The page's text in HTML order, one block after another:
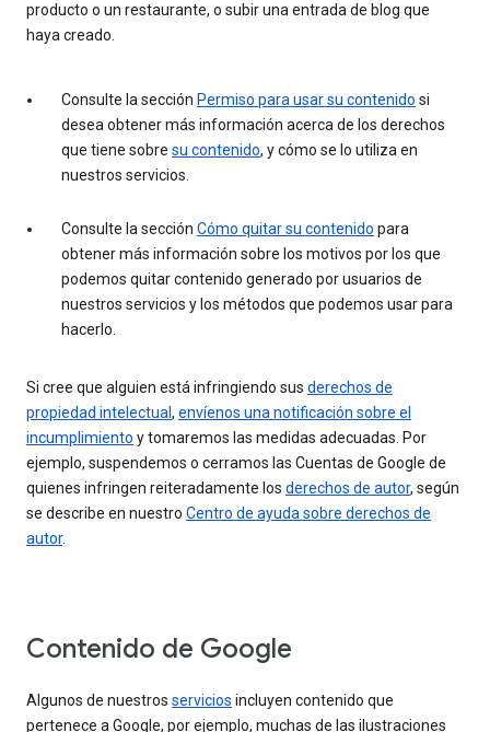
producto o un restaurante, o subir una entrada de blog que
haya creado.
Consulte la sección Permiso para usar su contenido si
desea obtener más información acerca de los derechos
que tiene sobre su contenido, y cómo se lo utiliza en
nuestros servicios.
Consulte la sección Cómo quitar su contenido para
obtener más información sobre los motivos por los que
podemos quitar contenido generado por usuarios de
nuestros servicios y los métodos que podemos usar para
hacerlo.
Si cree que alguien está infringiendo sus derechos de
propiedad intelectual , envíenos una notificación sobre el
incumplimiento y tomaremos las medidas adecuadas. Por
ejemplo, suspendemos o cerramos las Cuentas de Google de
quienes infringen reiteradamente los derechos de autor, según
se describe en nuestro Centro de ayuda sobre derechos de
autor.
Contenido de Google
Algunos de nuestros servicios incluyen contenido que
pertenece a Google, por ejemplo, muchas de las ilustraciones